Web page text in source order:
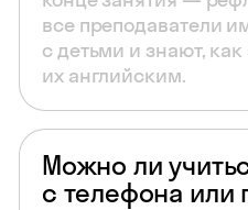
все преподаватели
с детьми и знают,
их английским.
Можно ли
с телефона или